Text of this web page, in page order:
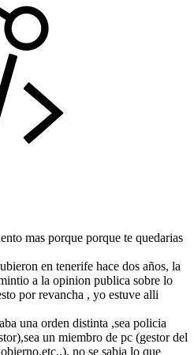
mas porque porque te quedarias
en tenerife hace dos años, la
a la opinion publica sobre lo
por revancha , yo estuve alli
una orden distinta ,sea policia
un miembro de pc (gestor del
no se sabia lo que